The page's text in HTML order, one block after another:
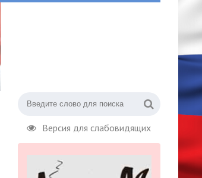
Версия для слабовидящих